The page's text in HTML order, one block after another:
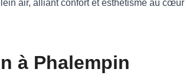
air, alliant confort et esthétisme au
à Phalempin